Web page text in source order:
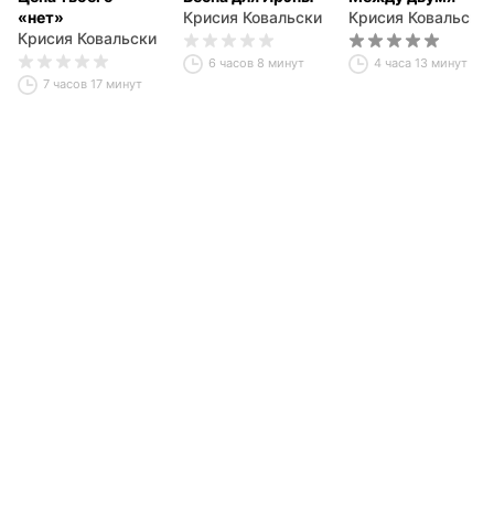
«нет»
Крисия Ковальски
7 часов 17 минут
Крисия Ковальски
6 часов 8 минут
Крисия Ковальски
4 часа 13 минут